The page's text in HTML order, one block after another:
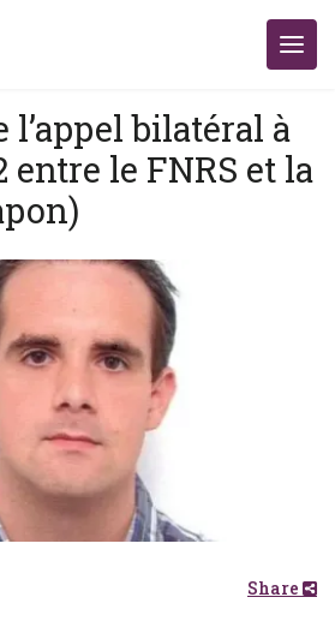
l’appel bilatéral à
entre le FNRS et la
Share